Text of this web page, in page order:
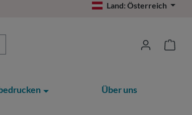
Land:Österreich
Über uns